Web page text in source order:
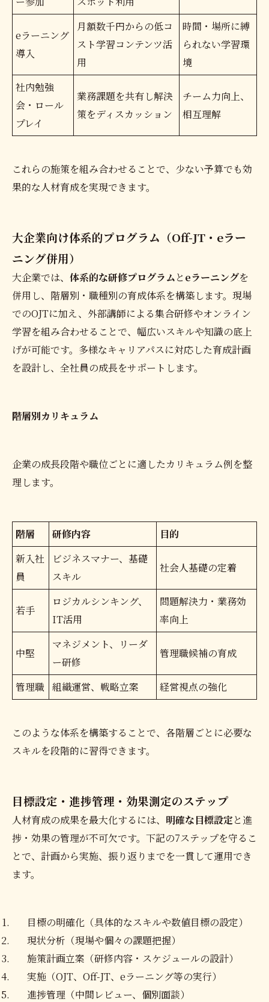
eラーニング
導入
月額数千円からの低コ
スト学習コンテンツ活
用
時間・場所に縛
られない学習環
境
社内勉強
会・ロール
プレイ
業務課題を共有し解決
策をディスカッション
チーム力向上、
相互理解
これらの施策を組み合わせることで、少ない予算でも効
果的な人材育成を実現できます。
大企業向け体系的プログラム（Off-JT・eラー
ニング併用）
大企業では、 体系的な研修プログラムとeラーニングを
併用し、階層別・職種別の育成体系を構築します。現場
でのOJTに加え、外部講師による集合研修やオンライン
学習を組み合わせることで、幅広いスキルや知識の底上
げが可能です。多様なキャリアパスに対応した育成計画
を設計し、全社員の成長をサポートします。
階層別カリキュラム
企業の成長段階や職位ごとに適したカリキュラム例を整
理します。
階層 研修内容
目的
新入社
員
ビジネスマナー、基礎
スキル
社会人基礎の定着
若手
ロジカルシンキング、
IT活用
問題解決力・業務効
率向上
中堅
マネジメント、リーダ
ー研修
管理職候補の育成
管理職 組織運営、戦略立案 経営視点の強化
このような体系を構築することで、各階層ごとに必要な
スキルを段階的に習得できます。
目標設定・進捗管理・効果測定のステップ
人材育成の成果を最大化するには、 明確な目標設定と進
捗・効果の管理が不可欠です。下記の7ステップを守るこ
とで、計画から実施、振り返りまでを一貫して運用でき
ます。
目標の明確化（具体的なスキルや数値目標の設定）
現状分析（現場や個々の課題把握）
施策計画立案（研修内容・スケジュールの設計）
実施（OJT、Off-JT、eラーニング等の実行）
進捗管理（中間レビュー、個別面談）